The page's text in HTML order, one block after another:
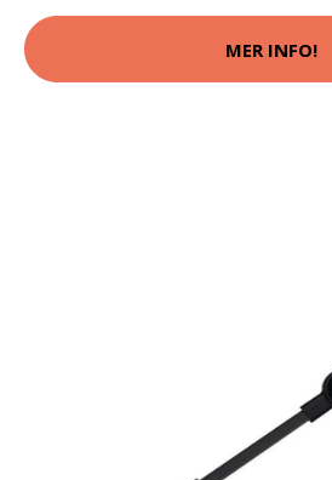
MER INFO!